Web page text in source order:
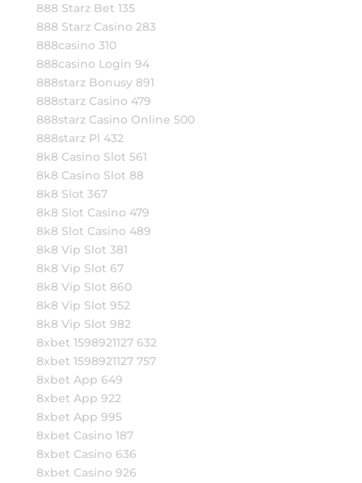
888 Starz Bet 135
888 Starz Casino 283
888casino 310
888casino Login 94
888starz Bonusy 891
888starz Casino 479
888starz Casino Online 500
888starz Pl 432
8k8 Casino Slot 561
8k8 Casino Slot 88
8k8 Slot 367
8k8 Slot Casino 479
8k8 Slot Casino 489
8k8 Vip Slot 381
8k8 Vip Slot 67
8k8 Vip Slot 860
8k8 Vip Slot 952
8k8 Vip Slot 982
8xbet 1598921127 632
8xbet 1598921127 757
8xbet App 649
8xbet App 922
8xbet App 995
8xbet Casino 187
8xbet Casino 636
8xbet Casino 926